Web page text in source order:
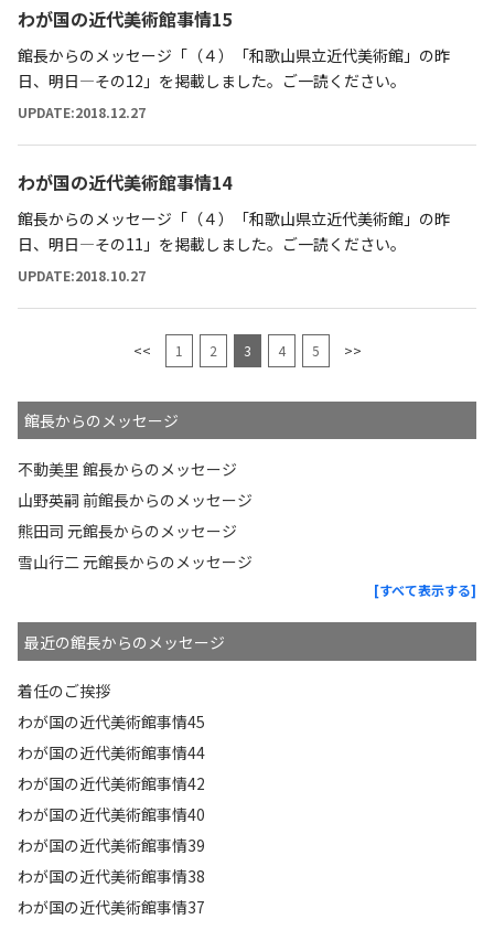
わが国の近代美術館事情15
館長からのメッセージ「（４）「和歌山県立近代美術館」の昨
日、明日―その12」を掲載しました。ご一読ください。
UPDATE:2018.12.27
わが国の近代美術館事情14
館長からのメッセージ「（４）「和歌山県立近代美術館」の昨
日、明日―その11」を掲載しました。ご一読ください。
UPDATE:2018.10.27
<< 1 2 3 4 5 >>
館長からのメッセージ
不動美里 館長からのメッセージ
山野英嗣 前館長からのメッセージ
熊田司 元館長からのメッセージ
雪山行二 元館長からのメッセージ
[すべて表示する]
最近の館長からのメッセージ
着任のご挨拶
わが国の近代美術館事情45
わが国の近代美術館事情44
わが国の近代美術館事情42
わが国の近代美術館事情40
わが国の近代美術館事情39
わが国の近代美術館事情38
わが国の近代美術館事情37